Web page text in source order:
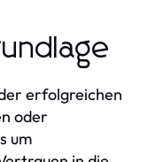
erfolgreichen
oder
um